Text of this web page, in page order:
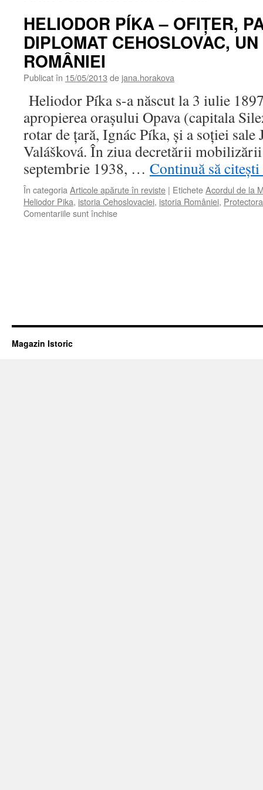
HELIODOR PÍKA – OFIŢER,
DIPLOMAT CEHOSLOVAC,
ROMÂNIEI
Publicat în 15/05/2013 de jana.horakova
Heliodor Píka s-a născut la 3 iulie
apropierea oraşului Opava (capitala
rotar de ţară, Ignác Píka, şi a soţiei sale
Valášková. În ziua decretării
septembrie 1938, … Continuă să citești
În categoria Articole apărute în reviste | EticheteAcordul de la
Heliodor Pika, istoria Cehoslovaciei, istoria României,
Comentariile sunt închisepentru
AL
Magazin Istoric